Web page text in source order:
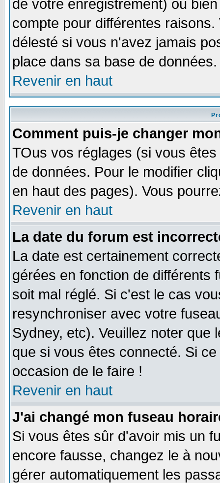
de votre enregistrement) ou
compte pour différentes
délesté si vous n'avez jamais
place dans sa base de
Revenir en haut
Comment puis-je changer
TOus vos réglages (si vous
de données. Pour le modifier
en haut des pages). Vous
Revenir en haut
La date du forum est
La date est certainement
gérées en fonction de différents
soit mal réglé. Si c'est le cas
resynchroniser avec votre
Sydney, etc). Veuillez noter que
que si vous êtes connecté. Si
occasion de le faire !
Revenir en haut
J'ai changé mon fuseau
Si vous êtes sûr d'avoir mis un
encore fausse, changez le à
gérer automatiquement les